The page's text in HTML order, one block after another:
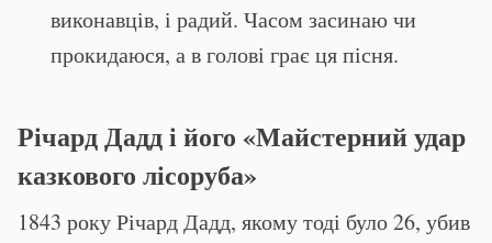
виконавців, і радий. Часом засинаю чи
прокидаюся, а в голові грає ця пісня.
Річард Дадд і його «Майстерний удар
казкового лісоруба»
1843 року Річард Дадд, якому тоді було 26, убив